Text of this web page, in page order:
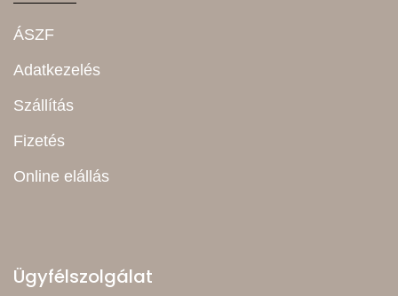
ÁSZF
Adatkezelés
Szállítás
Fizetés
Online elállás
Ügyfélszolgálat